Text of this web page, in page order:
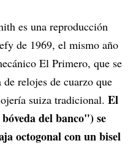
es una reproducción
de 1969, el mismo año
El Primero, que se
relojes de cuarzo que
suiza tradicional. El
del banco") se
octogonal con un bisel